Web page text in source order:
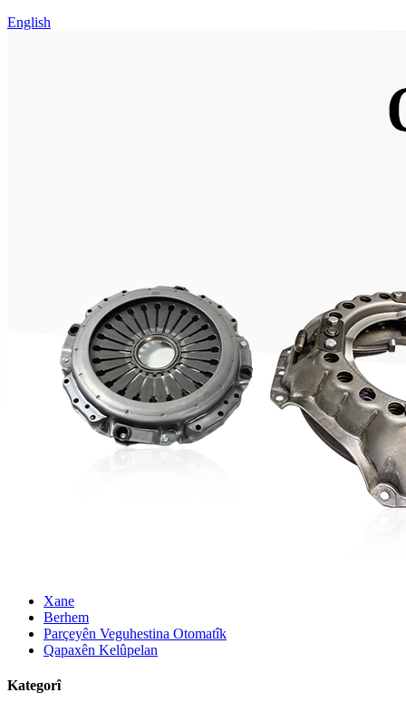
English
Xane
Berhem
Parçeyên Veguhestina Otomatîk
Qapaxên Kelûpelan
Kategorî